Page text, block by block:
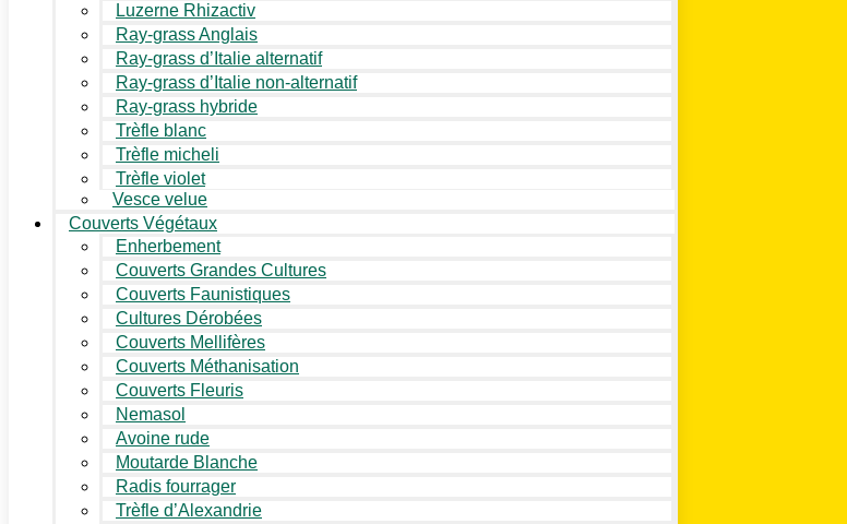
Luzerne Rhizactiv
Ray-grass Anglais
Ray-grass d’Italie alternatif
Ray-grass d’Italie non-alternatif
Ray-grass hybride
Trèfle blanc
Trèfle micheli
Trèfle violet
Vesce velue
Couverts Végétaux
Enherbement
Couverts Grandes Cultures
Couverts Faunistiques
Cultures Dérobées
Couverts Mellifères
Couverts Méthanisation
Couverts Fleuris
Nemasol
Avoine rude
Moutarde Blanche
Radis fourrager
Trèfle d’Alexandrie